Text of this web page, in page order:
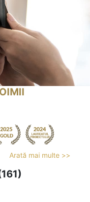
Arată mai multe >>